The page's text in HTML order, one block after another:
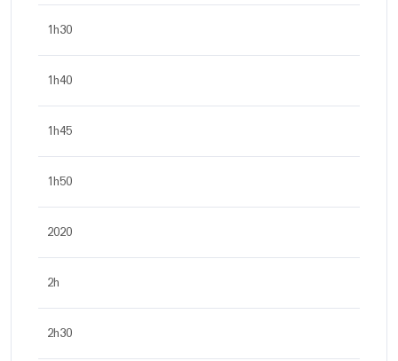
1h30
1h40
1h45
1h50
2020
2h
2h30